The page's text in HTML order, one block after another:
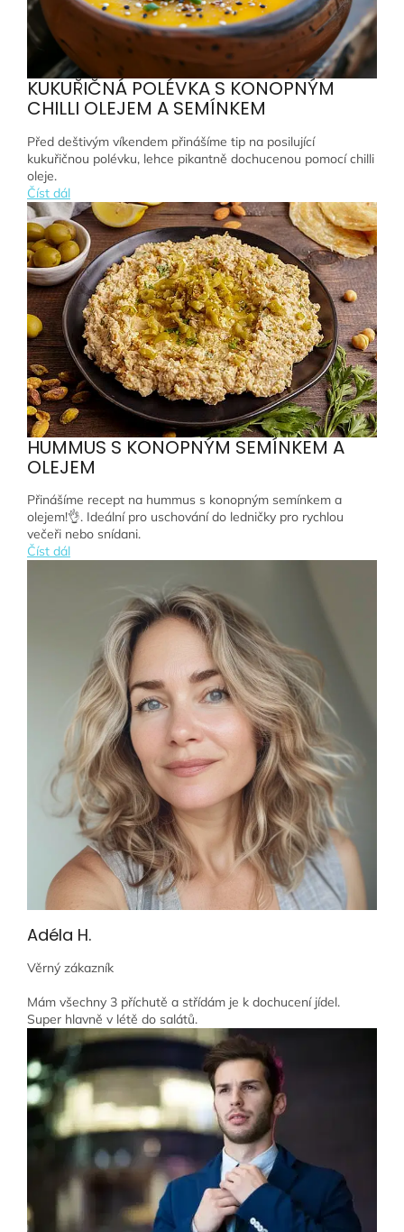
KUKUŘIČNÁ POLÉVKA S KONOPNÝM
CHILLI OLEJEM A SEMÍNKEM
Před deštivým víkendem přinášíme tip na posilující
kukuřičnou polévku, lehce pikantně dochucenou pomocí chilli
oleje.
Číst dál
HUMMUS S KONOPNÝM SEMÍNKEM A
OLEJEM
Přinášíme recept na hummus s konopným semínkem a
olejem!👌. Ideální pro uschování do ledničky pro rychlou
večeři nebo snídani.
Číst dál
Adéla H.
Věrný zákazník
Mám všechny 3 příchutě a střídám je k dochucení jídel.
Super hlavně v létě do salátů.